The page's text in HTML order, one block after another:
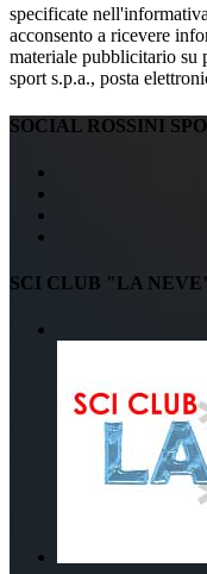
specificate
acconsento a ricevere
materiale pubblicitario su
sport s.p.a., posta
SOCIAL ROSSINI
SCI CLUB "LA